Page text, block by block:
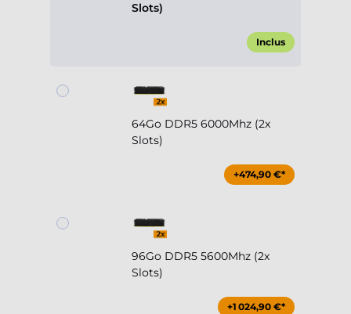
Slots)
Inclus
64Go DDR5 6000Mhz (2x
Slots)
+474,90 €*
96Go DDR5 5600Mhz (2x
Slots)
+1 024,90 €*